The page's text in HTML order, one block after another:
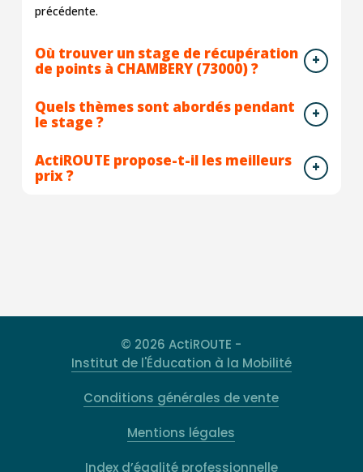
précédente.
Où trouver un stage de récupération
de points à CHAMBERY (73000) ?
Quels thèmes sont abordés pendant
le stage ?
ActiROUTE propose-t-il les meilleurs
prix ?
© 2026 ActiROUTE -
Institut de l'Éducation à la Mobilité
Conditions générales de vente
Mentions légales
Index d’égalité professionnelle